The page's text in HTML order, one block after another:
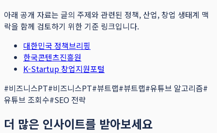
아래 공개 자료는 글의 주제와 관련된 정책, 산업, 창업 생태계 맥
락을 함께 검토하기 위한 기준 링크입니다.
대한민국 정책브리핑
한국콘텐츠진흥원
K-Startup 창업지원포털
#비즈니스PT#비즈니스PT#뷰트랩#뷰트랩#유튜브 알고리즘#
유튜브 조회수#SEO 전략
더 많은 인사이트를 받아보세요